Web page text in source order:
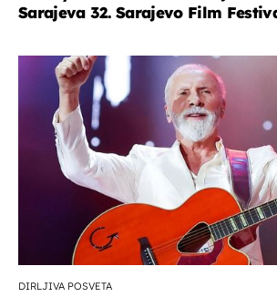
Sarajeva 32. Sarajevo Film
DIRLJIVA POSVETA